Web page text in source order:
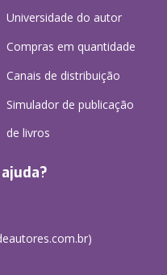
Universidade do autor
Compras em quantidade
Canais de distribuição
Simulador de publicação
de livros